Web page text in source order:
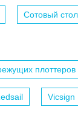
Сотовый стол
плоттеров
Vicsign